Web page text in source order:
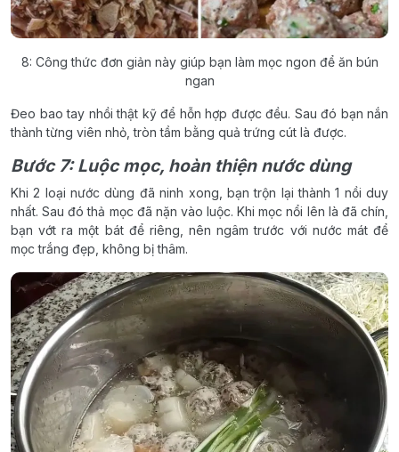
8: Công thức đơn giản này giúp bạn làm mọc ngon để ăn bún
ngan
Đeo bao tay nhồi thật kỹ để hỗn hợp được đều. Sau đó bạn nắn
thành từng viên nhỏ, tròn tầm bằng quả trứng cút là được.
Bước 7: Luộc mọc, hoàn thiện nước dùng
Khi 2 loại nước dùng đã ninh xong, bạn trộn lại thành 1 nồi duy
nhất. Sau đó thả mọc đã nặn vào luộc. Khi mọc nổi lên là đã chín,
bạn vớt ra một bát để riêng, nên ngâm trước với nước mát để
mọc trắng đẹp, không bị thâm.